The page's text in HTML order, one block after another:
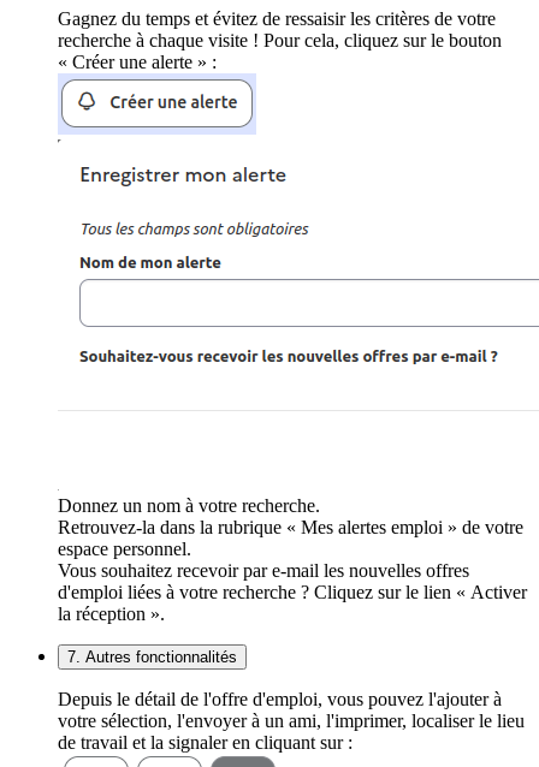
Gagnez du temps et évitez de ressaisir les critères de votre
recherche à chaque visite ! Pour cela, cliquez sur le bouton
« Créer une alerte » :
Donnez un nom à votre recherche.
Retrouvez-la dans la rubrique « Mes alertes emploi » de votre
espace personnel.
Vous souhaitez recevoir par e-mail les nouvelles offres
d'emploi liées à votre recherche ? Cliquez sur le lien « Activer
la réception ».
7. Autres fonctionnalités
Depuis le détail de l'offre d'emploi, vous pouvez l'ajouter à
votre sélection, l'envoyer à un ami, l'imprimer, localiser le lieu
de travail et la signaler en cliquant sur :